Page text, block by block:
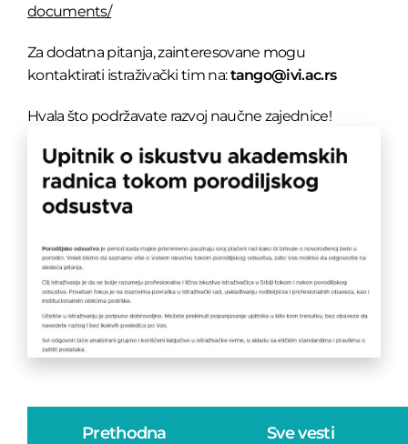
documents/
Za dodatna pitanja, zainteresovane mogu
kontaktirati istraživački tim na:tango@ivi.ac.rs
Hvala što podržavate razvoj naučne zajednice!
Prethodna Sve vesti